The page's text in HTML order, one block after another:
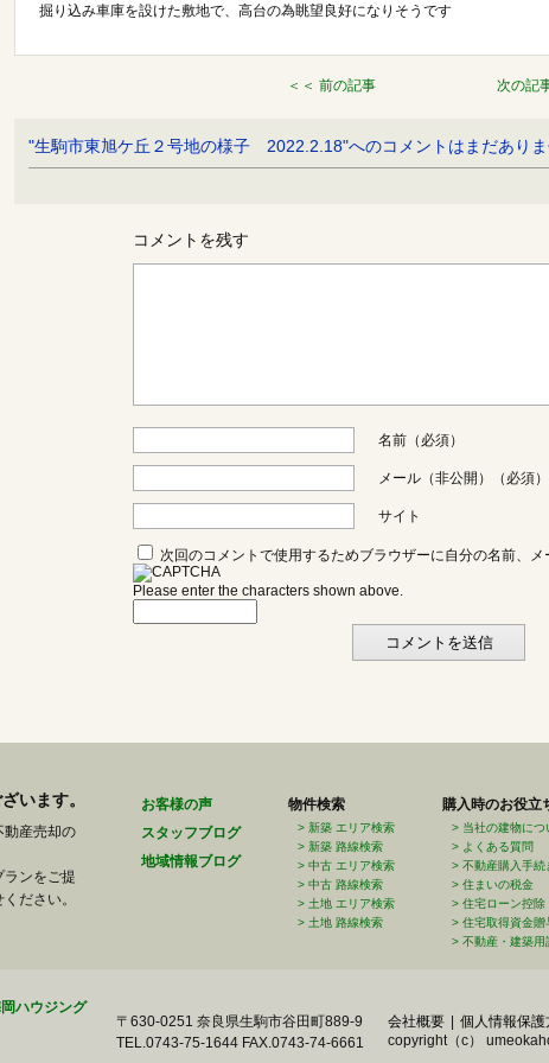
掘り込み車庫を設けた敷地で、高台の為眺望良好になりそうです
＜＜ 前の記事 次の記
"生駒市東旭ケ丘２号地の様子 2022.2.18"へのコメントはまだあり
コメントを残す
名前（必須）
メール（非公開）（必須）
サイト
次回のコメントで使用するためブラウザーに自分の名前、メ
Please enter the characters shown above.
います。
動産売却の
ランをご提
ださい。
お客様の声
スタッフブログ
地域情報ブログ
物件検索
新築 エリア検索
新築 路線検索
中古 エリア検索
中古 路線検索
土地 エリア検索
土地 路線検索
購入時のお役立
当社の建物につ
よくある質問
不動産購入手続
住まいの税金
住宅ローン控除
住宅取得資金贈
不動産・建築用
〒630-0251 奈良県生駒市谷田町889-9
TEL.0743-75-1644 FAX.0743-74-6661
会社概要 個人情報保護
copyright（c）